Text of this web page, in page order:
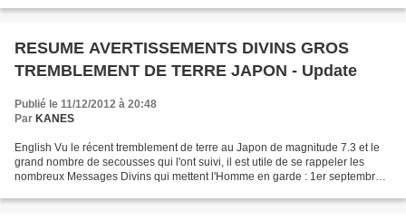
WRONG. IMMENSE EARTHQUAKE WILL ARRIVE...
RESUME AVERTISSEMENTS DIVINS GROS
TREMBLEMENT DE TERRE JAPON - Update
Publié le 11/12/2012 à 20:48
Par KANES
English Vu le récent tremblement de terre au Japon de magnitude 7.3 et le
grand nombre de secousses qui l'ont suivi, il est utile de se rappeler les
nombreux Messages Divins qui mettent l'Homme en garde : 1er septembre